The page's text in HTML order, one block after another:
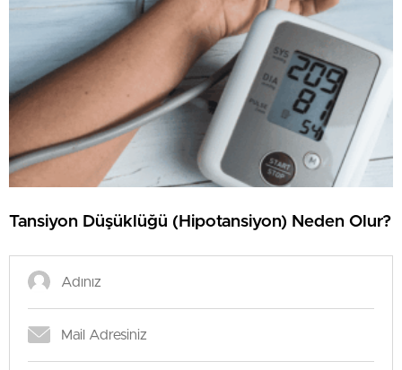
Tansiyon Düşüklüğü (Hipotansiyon) Neden Olur?